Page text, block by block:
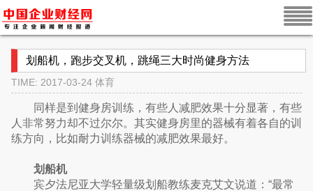
划船机，跑步交叉机，跳绳三大时尚健身方法
TIME: 2017-03-24 体育
同样是到健身房训练，有些人减肥效果十分显著，有些
人非常努力却不过尔尔。其实健身房里的器械有着各自的训
练方向，比如耐力训练器械的减肥效果最好。
划船机
宾夕法尼亚大学轻量级划船教练麦克艾文说道：“最常